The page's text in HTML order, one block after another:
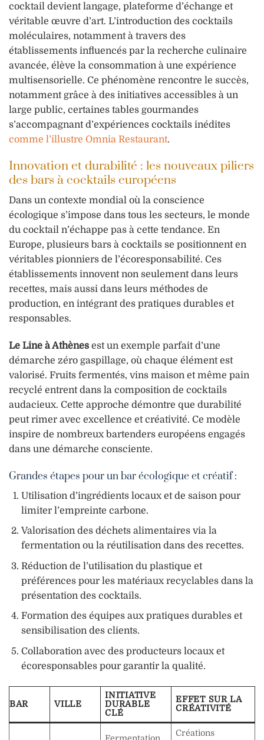
cocktail devient langage, plateforme d’échange et
véritable œuvre d’art. L’introduction des cocktails
moléculaires, notamment à travers des
établissements influencés par la recherche culinaire
avancée, élève la consommation à une expérience
multisensorielle. Ce phénomène rencontre le succès,
notamment grâce à des initiatives accessibles à un
large public, certaines tables gourmandes
s’accompagnant d’expériences cocktails inédites
comme l’illustre Omnia Restaurant.
Innovation et durabilité : les nouveaux piliers
des bars à cocktails européens
Dans un contexte mondial où la conscience
écologique s’impose dans tous les secteurs, le monde
du cocktail n’échappe pas à cette tendance. En
Europe, plusieurs bars à cocktails se positionnent en
véritables pionniers de l’écoresponsabilité. Ces
établissements innovent non seulement dans leurs
recettes, mais aussi dans leurs méthodes de
production, en intégrant des pratiques durables et
responsables.
Le Line à Athènes est un exemple parfait d’une
démarche zéro gaspillage, où chaque élément est
valorisé. Fruits fermentés, vins maison et même pain
recyclé entrent dans la composition de cocktails
audacieux. Cette approche démontre que durabilité
peut rimer avec excellence et créativité. Ce modèle
inspire de nombreux bartenders européens engagés
dans une démarche consciente.
Grandes étapes pour un bar écologique et créatif :
Utilisation d’ingrédients locaux et de saison pour
limiter l’empreinte carbone.
Valorisation des déchets alimentaires via la
fermentation ou la réutilisation dans des recettes.
Réduction de l’utilisation du plastique et
préférences pour les matériaux recyclables dans la
présentation des cocktails.
Formation des équipes aux pratiques durables et
sensibilisation des clients.
Collaboration avec des producteurs locaux et
écoresponsables pour garantir la qualité.
BAR VILLE
INITIATIVE
DURABLE
CLÉ
EFFET SUR LA
CRÉATIVITÉ
Créations